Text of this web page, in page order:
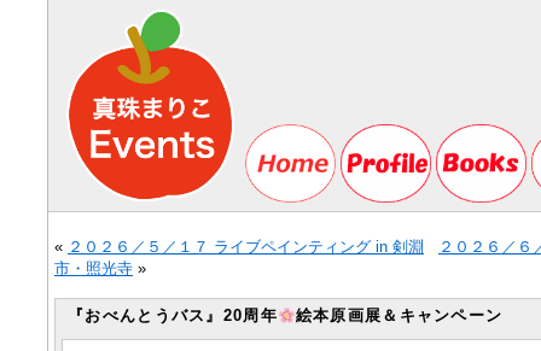
« ２０２６／５／１７ ライブペインティング in 剣淵
２０２６／６
市・照光寺 »
『おべんとうバス』20周年 絵本原画展＆キャンペーン